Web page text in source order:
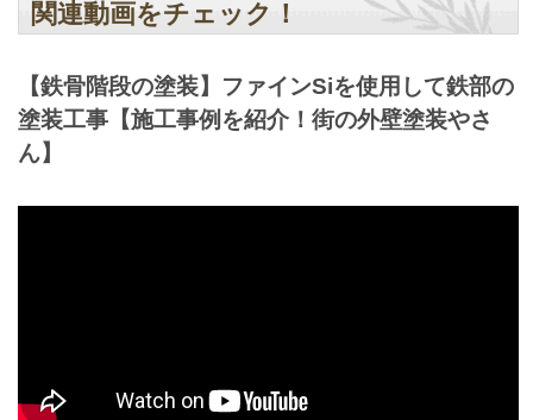
関連動画をチェック！
【鉄骨階段の塗装】ファインSiを使用して鉄部の
塗装工事【施工事例を紹介！街の外壁塗装やさ
ん】